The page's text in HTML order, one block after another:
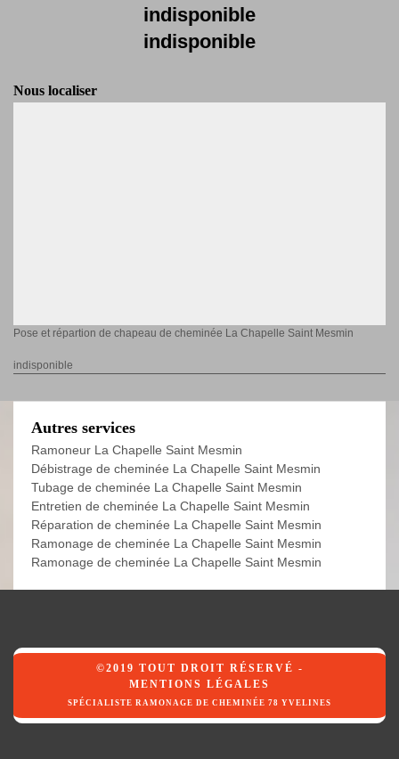
indisponible
indisponible
Nous localiser
Pose et répartion de chapeau de cheminée La Chapelle Saint Mesmin
indisponible
Autres services
Ramoneur La Chapelle Saint Mesmin
Débistrage de cheminée La Chapelle Saint Mesmin
Tubage de cheminée La Chapelle Saint Mesmin
Entretien de cheminée La Chapelle Saint Mesmin
Réparation de cheminée La Chapelle Saint Mesmin
Ramonage de cheminée La Chapelle Saint Mesmin
Ramonage de cheminée La Chapelle Saint Mesmin
©2019 TOUT DROIT RÉSERVÉ -
MENTIONS LÉGALES
SPÉCIALISTE RAMONAGE DE CHEMINÉE 78 YVELINES